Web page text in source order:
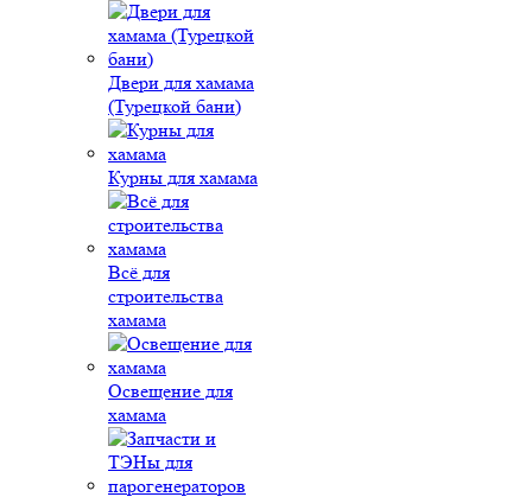
Двери для хамама
(Турецкой бани)
Курны для хамама
Всё для
строительства
хамама
Освещение для
хамама